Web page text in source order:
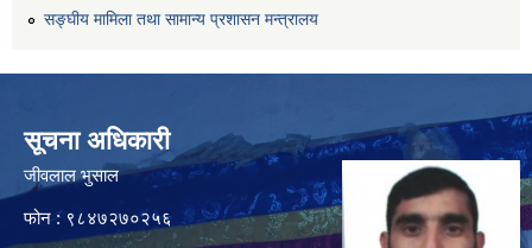
सङ्घीय मामिला तथा सामान्य प्रशासन मन्त्रालय
सूचना अधिकारी
जीवलाल भुसाल
फोन : ९८४७२७०२५६